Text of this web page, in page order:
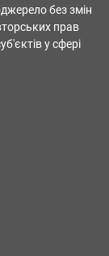
без змін
прав
у сфері